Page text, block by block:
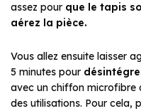
assez pour que le tapis
aérez la pièce.
Vous allez ensuite laisser
5 minutes pour
avec un chiffon microfibre
des utilisations. Pour cela,